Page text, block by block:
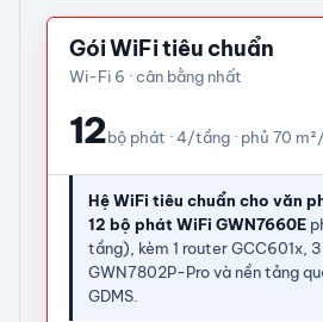
Gói WiFi tiêu chuẩn
Wi-Fi 6 · cân bằng nhất
12bộ phát · 4/tầng · phủ 70
Hệ WiFi tiêu chuẩn cho văn
12 bộ phát WiFi GWN7660E
tầng), kèm 1 router GCC601x,
GWN7802P-Pro và nền tảng
GDMS.